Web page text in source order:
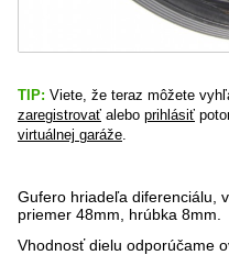
TIP: Viete, že teraz môžete
zaregistrovať alebo prihlásiť
virtuálnej garáže
Gufero hriadeľa diferenciálu,
priemer 48mm, hrúbka 8mm.
Vhodnosť dielu odporúčame